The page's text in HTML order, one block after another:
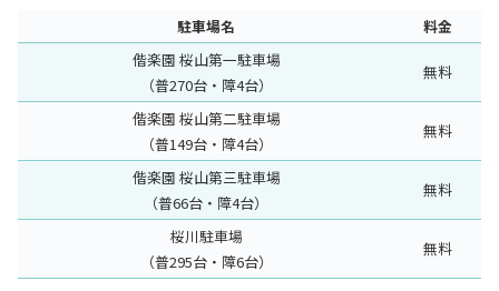
駐車場名
料金
偕楽園 桜山第一駐車場
（普270台・障4台）
無料
偕楽園 桜山第二駐車場
（普149台・障4台）
無料
偕楽園 桜山第三駐車場
（普66台・障4台）
無料
桜川駐車場
（普295台・障6台）
無料